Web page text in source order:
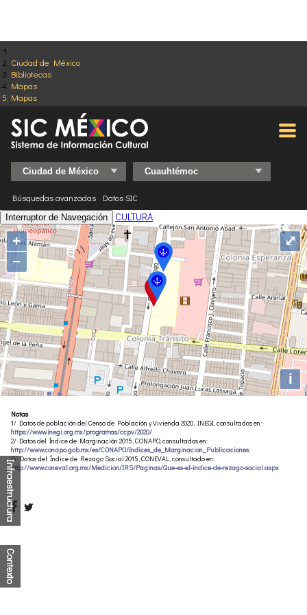
Ciudad de México
Bibliotecas
Mapas
Mapas
Búsquedas avanzadas Datos SIC
Interruptor de Navegación CULTURA
+
−
i
⤢
Notas
1/ Datos de población del Censo de Población y Vivienda 2020, INEGI, consultados en:
https://www.inegi.org.mx/programas/ccpv/2020/
2/ Datos del Índice de Marginación 2015, CONAPO, consultados en:
http://www.conapo.gob.mx/es/CONAPO/Indices_de_Marginacion_Publicaciones
3/ Datos del Índice de Rezago Social 2015, CONEVAL, consultado en:
http://www.coneval.org.mx/Medicion/IRS/Paginas/Que-es-el-indice-de-rezago-social.aspx
Contexto
Infraestructura